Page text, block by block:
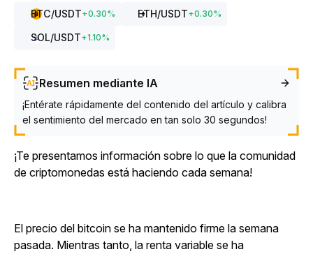
BTC/USDT+0.30% ETH/USDT+0.30%
SOL/USDT+1.10%
Resumen mediante IA
¡Entérate rápidamente del contenido del artículo y calibra
el sentimiento del mercado en tan solo 30 segundos!
¡Te presentamos información sobre lo que la comunidad
de criptomonedas está haciendo cada semana!
El precio del bitcoin se ha mantenido firme la semana
pasada. Mientras tanto, la renta variable se ha